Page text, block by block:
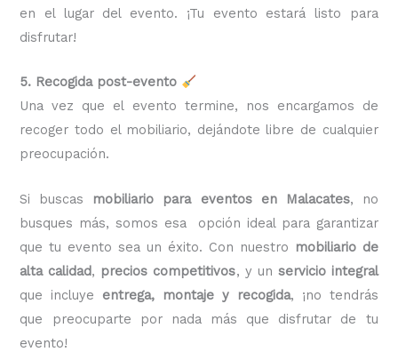
en el lugar del evento. ¡Tu evento estará listo para
disfrutar!
5. Recogida post-evento
Una vez que el evento termine, nos encargamos de
recoger todo el mobiliario, dejándote libre de cualquier
preocupación.
Si buscas mobiliario para eventos en Malacates, no
busques más, somos esa opción ideal para garantizar
que tu evento sea un éxito. Con nuestro mobiliario de
alta calidad, precios competitivos, y un servicio integral
que incluye entrega, montaje y recogida, ¡no tendrás
que preocuparte por nada más que disfrutar de tu
evento!